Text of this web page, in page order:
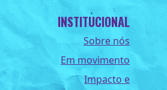
INSTITUCIONAL
Sobre nós
Em movimento
Impacto e